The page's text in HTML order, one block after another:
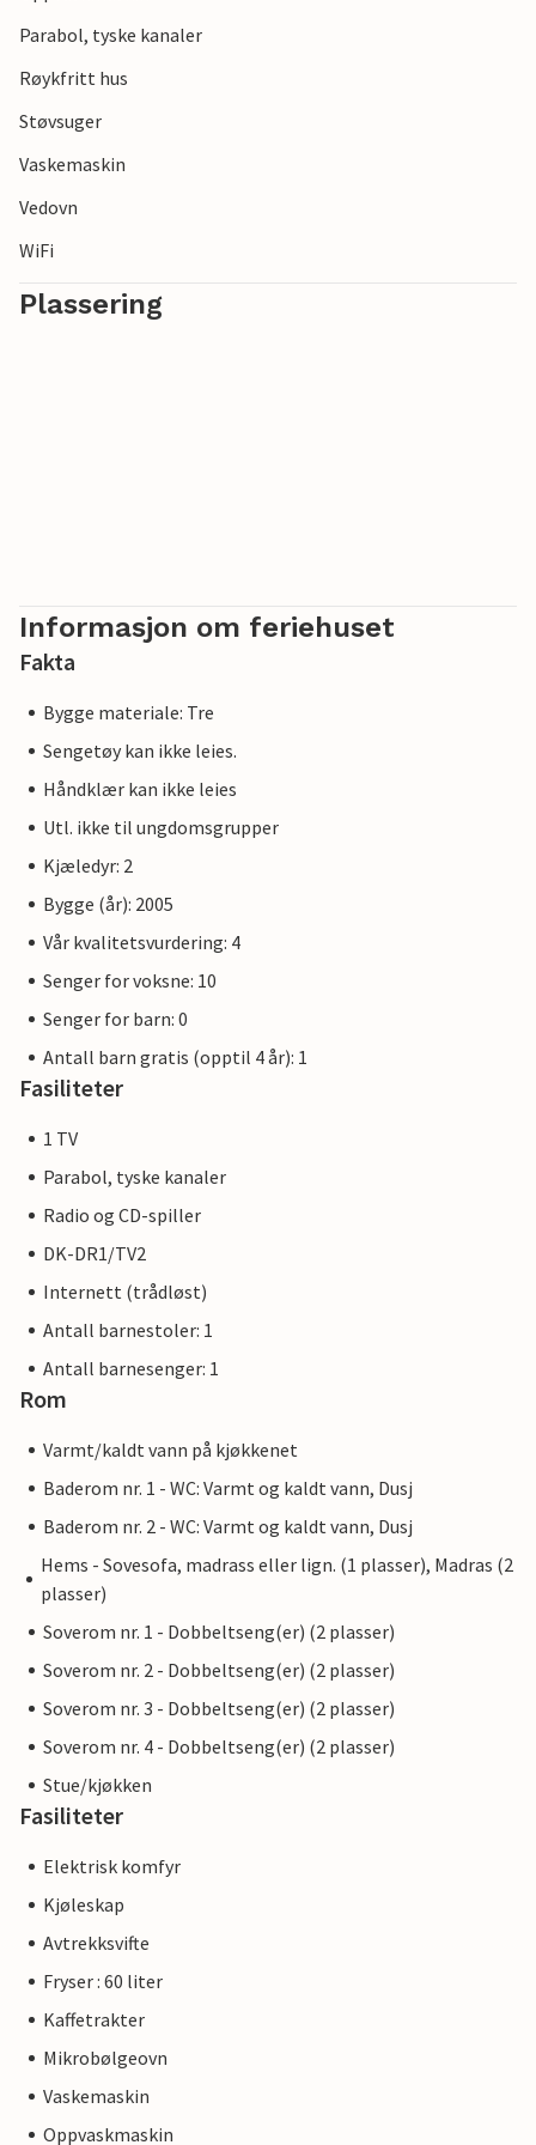
Parabol, tyske kanaler
Røykfritt hus
Støvsuger
Vaskemaskin
Vedovn
WiFi
Plassering
Informasjon om feriehuset
Fakta
Bygge materiale: Tre
Sengetøy kan ikke leies.
Håndklær kan ikke leies
Utl. ikke til ungdomsgrupper
Kjæledyr: 2
Bygge (år): 2005
Vår kvalitetsvurdering: 4
Senger for voksne: 10
Senger for barn: 0
Antall barn gratis (opptil 4 år): 1
Fasiliteter
1 TV
Parabol, tyske kanaler
Radio og CD-spiller
DK-DR1/TV2
Internett (trådløst)
Antall barnestoler: 1
Antall barnesenger: 1
Rom
Varmt/kaldt vann på kjøkkenet
Baderom nr. 1 - WC: Varmt og kaldt vann, Dusj
Baderom nr. 2 - WC: Varmt og kaldt vann, Dusj
Hems - Sovesofa, madrass eller lign. (1 plasser), Madras (2
plasser)
Soverom nr. 1 - Dobbeltseng(er) (2 plasser)
Soverom nr. 2 - Dobbeltseng(er) (2 plasser)
Soverom nr. 3 - Dobbeltseng(er) (2 plasser)
Soverom nr. 4 - Dobbeltseng(er) (2 plasser)
Stue/kjøkken
Fasiliteter
Elektrisk komfyr
Kjøleskap
Avtrekksvifte
Fryser : 60 liter
Kaffetrakter
Mikrobølgeovn
Vaskemaskin
Oppvaskmaskin